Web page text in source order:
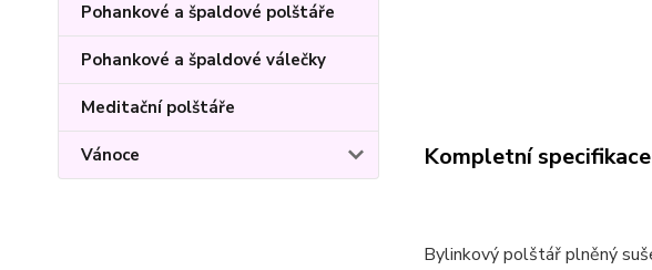
Pohankové a špaldové polštáře
Pohankové a špaldové válečky
Meditační polštáře
Vánoce Kompletní specifikace
Bylinkový polštář plněný